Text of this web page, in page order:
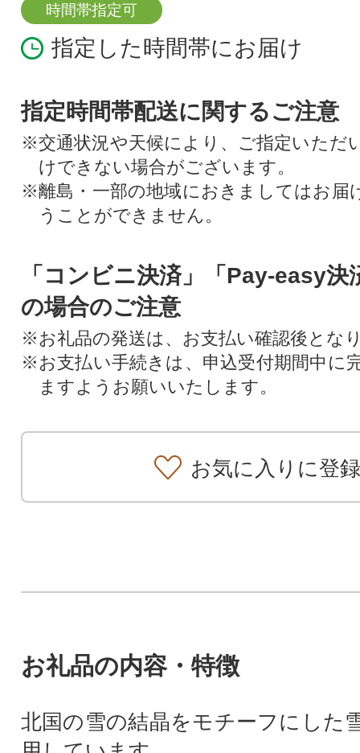
時間帯指定可
指定した時間帯にお届け
指定時間帯配送に関するご注意
※交通状況や天候により、ご指定いただ
けできない場合がございます。
※離島・一部の地域におきましてはお届
うことができません。
「コンビニ決済」「Pay-easy決
の場合のご注意
※お礼品の発送は、お支払い確認後とな
※お支払い手続きは、申込受付期間中に
ますようお願いいたします。
お気に入りに登録
お礼品の内容・特徴
北国の雪の結晶をモチーフにした